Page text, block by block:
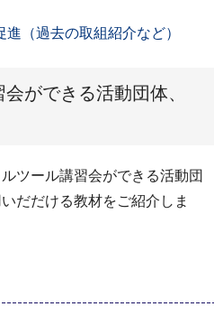
（過去の取組紹介など）
ができる活動団体、
ツール講習会ができる活動団
だだける教材をご紹介しま